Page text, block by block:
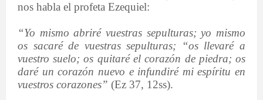
nos habla el profeta Ezequiel:
“Yo mismo abriré vuestras sepulturas; yo mismo
os sacaré de vuestras sepulturas;
“os llevaré a
vuestro suelo; os quitaré el corazón de piedra; os
daré un corazón nuevo e infundiré mi espíritu en
vuestros corazones” (Ez 37, 12ss).